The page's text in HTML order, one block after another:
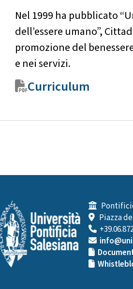
Nel 1999 ha pubblicato
dell’essere umano”,
promozione del
e nei servizi.
Curriculum
Piazza